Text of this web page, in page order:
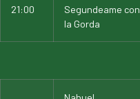
21:00
Segundeame con
la Gorda